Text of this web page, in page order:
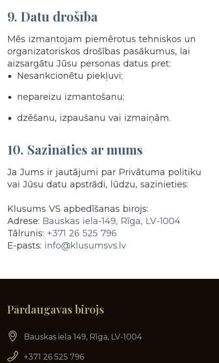
9. Datu drošība
Mēs izmantojam piemērotus tehniskos un
organizatoriskos drošības pasākumus, lai
aizsargātu Jūsu personas datus pret:
Nesankcionētu piekļuvi;
nepareizu izmantošanu;
dzēšanu, izpaušanu vai izmaiņām.
10. Sazināties ar mums
Ja Jums ir jautājumi par Privātuma politiku
vai Jūsu datu apstrādi, lūdzu, sazinieties:
Klusums VS apbedīšanas birojs:
Adrese: Bauskas iela-149, Rīga, LV-1004
Tālrunis: +371 26 525 796
E-pasts: info@klusumsvs.lv
Pārdaugavas birojs
Bauskas iela 149, Rīga, LV-1004
+371 26 525 796